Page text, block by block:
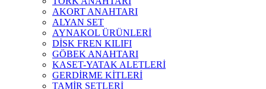
AKORT ANAHTARI
ALYAN SET
AYNAKOL ÜRÜNLERİ
DİSK FREN KILIFI
GÖBEK ANAHTARI
KASET-YATAK ALETLERİ
GERDİRME KİTLERİ
TAMİR SETLERİ